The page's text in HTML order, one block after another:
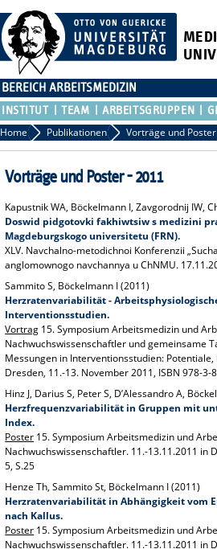
BEREICH ARBEITSMEDIZIN
INSTITUT TEAM ARBEITSGRUPPEN
Home Publikationen Vorträge und Poster
Vorträge und Poster - 2011
Kapustnik WA, Böckelmann I, Zavgorodnij IW,
Doswid pidgotovki fakhiwtsiw s medizini
Magdeburgskogo universitetu (FRN).
XLV. Navchalno-metodichnoi Konferenzii
anglomownogo navchannya u ChNMU.
Sammito S, Böckelmann I (2011)
Herzratenvariabilität -
Interventionsstudien.
Vortrag 15. Symposium Arbeitsmedizin und
Nachwuchswissenschaftler und gemeinsame
Messungen in Interventionsstudien:
Dresden, 11.-13. November 2011, ISBN 978-3-
Hinz J, Darius S, Peter S, D’Alessandro A,
Herzfrequenzvariabilität in Gruppen mit
Index.
Poster 15. Symposium Arbeitsmedizin und
Nachwuchswissenschaftler. 11.-13.11.2011 in
5, S.25
Henze Th, Sammito St, Böckelmann I (2011)
Herzratenvariabilität in Abhängigkeit vom
nach Kallus.
Poster 15. Symposium Arbeitsmedizin und
Nachwuchswissenschaftler. 11.-13.11.2011 in